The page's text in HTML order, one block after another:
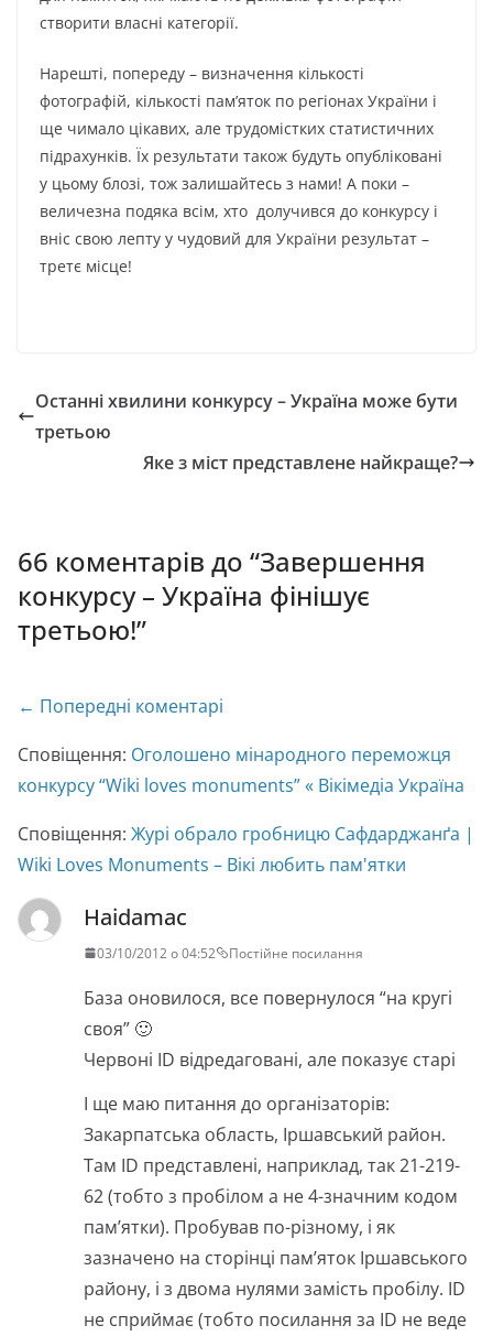
створити власні категорії.
Нарешті, попереду – визначення кількості
фотографій, кількості пам’яток по регіонах України і
ще чимало цікавих, але трудомістких статистичних
підрахунків. Їх результати також будуть опубліковані
у цьому блозі, тож залишайтесь з нами! А поки –
величезна подяка всім, хто долучився до конкурсу і
вніс свою лепту у чудовий для України результат –
третє місце!
Останні хвилини конкурсу – Україна може бути
третьою
Яке з міст представлене найкраще?
66 коментарів до “Завершення
конкурсу – Україна фінішує
третьою!”
Навігація
коментарях
← Попередні коментарі
Сповіщення: Оголошено мінародного переможця
конкурсу “Wiki loves monuments” « Вікімедіа Україна
Сповіщення: Журі обрало гробницю Сафдарджанґа |
Wiki Loves Monuments – Вікі любить пам'ятки
Haidamac
03/10/2012 о 04:52 Постійне посилання
База оновилося, все повернулося “на кругі
своя” 🙂
Червоні ID відредаговані, але показує старі
І ще маю питання до організаторів:
Закарпатська область, Іршавський район.
Там ID представлені, наприклад, так 21-219-
62 (тобто з пробілом а не 4-значним кодом
пам’ятки). Пробував по-різному, і як
зазначено на сторінці пам’яток Іршавського
району, і з двома нулями замість пробілу. ID
не сприймає (тобто посилання за ID не веде